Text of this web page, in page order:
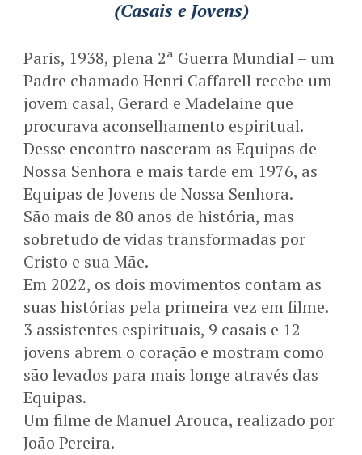
(Casais e Jovens)
Paris, 1938, plena 2ª Guerra Mundial – um
Padre chamado Henri Caffarell recebe um
jovem casal, Gerard e Madelaine que
procurava aconselhamento espiritual.
Desse encontro nasceram as Equipas de
Nossa Senhora e mais tarde em 1976, as
Equipas de Jovens de Nossa Senhora.
São mais de 80 anos de história, mas
sobretudo de vidas transformadas por
Cristo e sua Mãe.
Em 2022, os dois movimentos contam as
suas histórias pela primeira vez em filme.
3 assistentes espirituais, 9 casais e 12
jovens abrem o coração e mostram como
são levados para mais longe através das
Equipas.
Um filme de Manuel Arouca, realizado por
João Pereira.